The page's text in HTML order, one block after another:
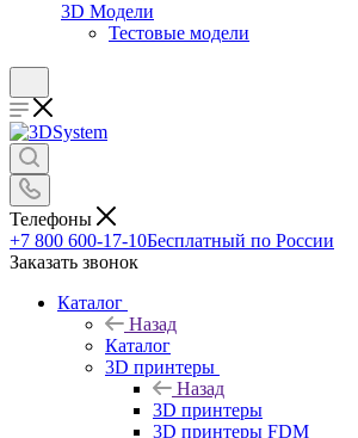
3D Модели
Тестовые модели
Телефоны
+7 800 600-17-10Бесплатный по России
Заказать звонок
Каталог
Назад
Каталог
3D принтеры
Назад
3D принтеры
3D принтеры FDM